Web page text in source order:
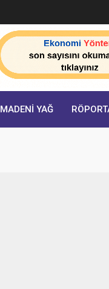
MADENİ YAĞ